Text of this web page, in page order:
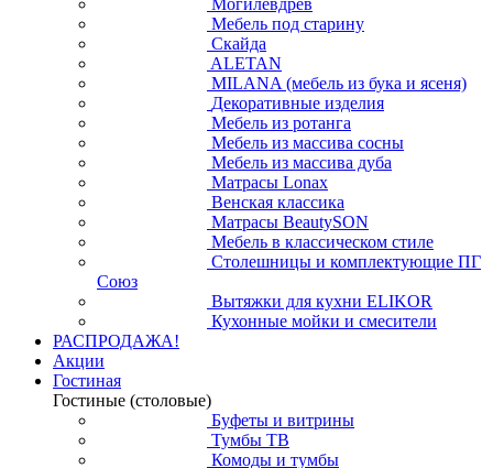
Мебель под старину
Скайда
ALETAN
MILANA (мебель из бука и ясеня)
Декоративные изделия
Мебель из ротанга
Мебель из массива сосны
Мебель из массива дуба
Матрасы Lonax
Венская классика
Матрасы BeautySON
Мебель в классическом стиле
Столешницы и комплектующие ПГ
Союз
Вытяжки для кухни ELIKOR
Кухонные мойки и смесители
РАСПРОДАЖА!
Акции
Гостиная
Гостиные (столовые)
Буфеты и витрины
Тумбы ТВ
Комоды и тумбы